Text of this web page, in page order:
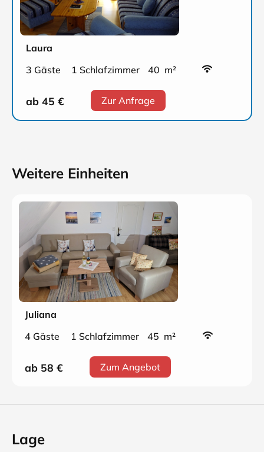
Laura
3 Gäste
1 Schlafzimmer 40 m²
ab 45 € Zur Anfrage
Weitere Einheiten
Juliana
4 Gäste
1 Schlafzimmer 45 m²
ab 58 € Zum Angebot
Lage